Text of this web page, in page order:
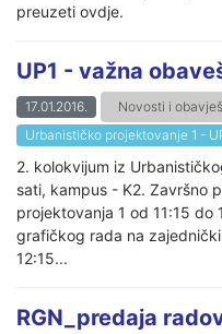
preuzeti ovdje.
UP1 - važna
17.01.2016.
Novosti i
Urbanističko projektovanje 1 -
2. kolokvijum iz
sati, kampus - K2. Završno
projektovanja 1 od 11:15 do
grafičkog rada na
12:15...
RGN_predaja